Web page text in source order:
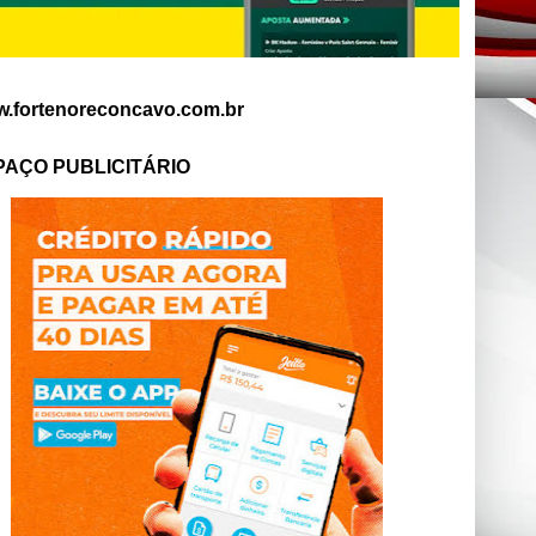
PUBLICITÁRIO